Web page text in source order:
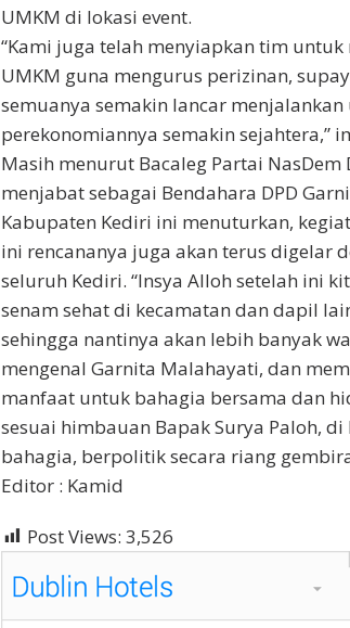
UMKM di lokasi event.
“Kami juga telah menyiapkan tim
UMKM guna mengurus perizinan,
semuanya semakin lancar
perekonomiannya semakin sejahtera,”
Masih menurut Bacaleg Partai NasDem
menjabat sebagai Bendahara DPD
Kabupaten Kediri ini menuturkan,
ini rencananya juga akan terus digelar
seluruh Kediri. “Insya Alloh setelah ini
senam sehat di kecamatan dan dapil
sehingga nantinya akan lebih banyak
mengenal Garnita Malahayati, dan
manfaat untuk bahagia bersama dan
sesuai himbauan Bapak Surya Paloh,
bahagia, berpolitik secara riang
Editor : Kamid
Post Views: 3,526